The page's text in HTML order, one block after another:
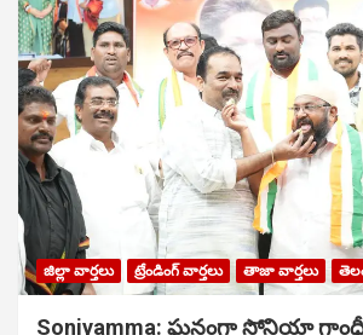
జిల్లా వార్తలు ట్రేండింగ్ వార్తలు తాజా వార్తలు
Soniyamma: ఘ‌నంగా సోనియా